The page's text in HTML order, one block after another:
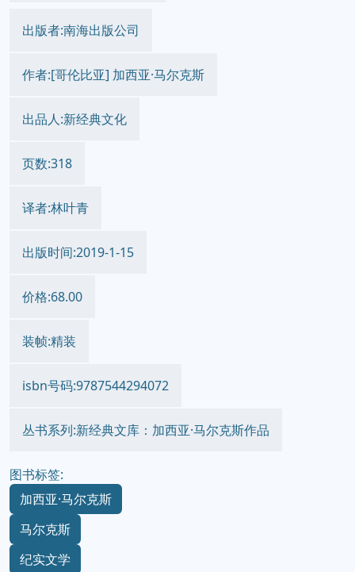
出版者:南海出版公司
作者:[哥伦比亚] 加西亚·马尔克斯
出品人:新经典文化
页数:318
译者:林叶青
出版时间:2019-1-15
价格:68.00
装帧:精装
isbn号码:9787544294072
丛书系列:新经典文库：加西亚·马尔克斯作品
图书标签:
加西亚·马尔克斯
马尔克斯
纪实文学